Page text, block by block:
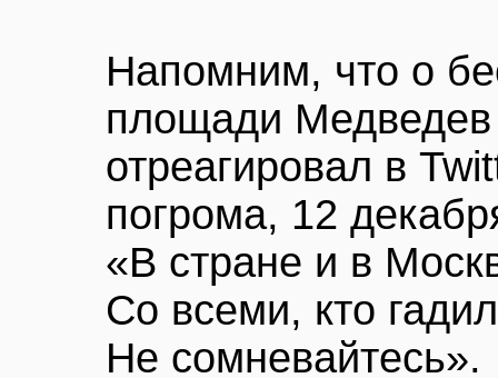
Напомним, что о
площади Медведев
отреагировал в
погрома, 12
«В стране и в
Со всеми, кто
Не сомневайтесь».